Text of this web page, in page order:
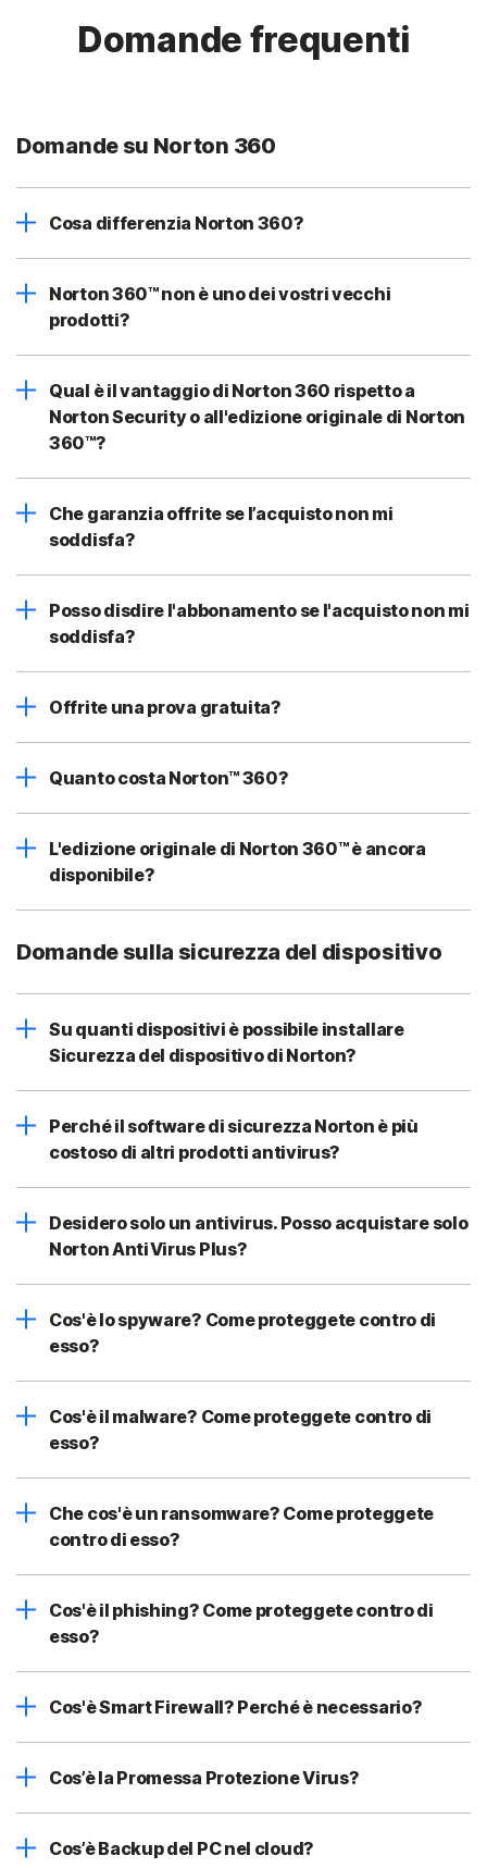
Domande frequenti
Domande su Norton 360
Cosa differenzia Norton 360?
Norton 360™ non è uno dei vostri vecchi
prodotti?
Qual è il vantaggio di Norton 360 rispetto a
Norton Security o all'edizione originale di Norton
360™?
Che garanzia offrite se l’acquisto non mi
soddisfa?
Posso disdire l'abbonamento se l'acquisto non mi
soddisfa?
Offrite una prova gratuita?
Quanto costa Norton™ 360?
L'edizione originale di Norton 360™ è ancora
disponibile?
Domande sulla sicurezza del dispositivo
Su quanti dispositivi è possibile installare
Sicurezza del dispositivo di Norton?
Perché il software di sicurezza Norton è più
costoso di altri prodotti antivirus?
Desidero solo un antivirus. Posso acquistare solo
Norton AntiVirus Plus?
Cos'è lo spyware? Come proteggete contro di
esso?
Cos'è il malware? Come proteggete contro di
esso?
Che cos'è un ransomware? Come proteggete
contro di esso?
Cos'è il phishing? Come proteggete contro di
esso?
Cos'è Smart Firewall? Perché è necessario?
Cos’è la Promessa Protezione Virus?
Cos’è Backup del PC nel cloud?